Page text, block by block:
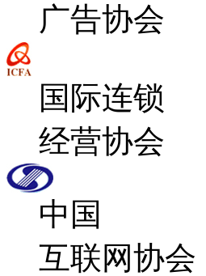
广告协会
国际连锁
经营协会
中国
互联网协会